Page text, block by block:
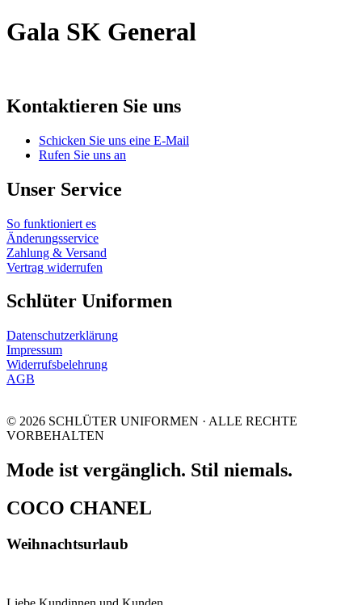
Gala SK General
Kontaktieren Sie uns
Schicken Sie uns eine E-Mail
Rufen Sie uns an
Unser Service
So funktioniert es
Änderungsservice
Zahlung & Versand
Vertrag widerrufen
Schlüter Uniformen
Datenschutzerklärung
Impressum
Widerrufsbelehrung
AGB
© 2026 SCHLÜTER UNIFORMEN · ALLE RECHTE
VORBEHALTEN
Mode ist vergänglich. Stil niemals.
COCO CHANEL
Weihnachtsurlaub